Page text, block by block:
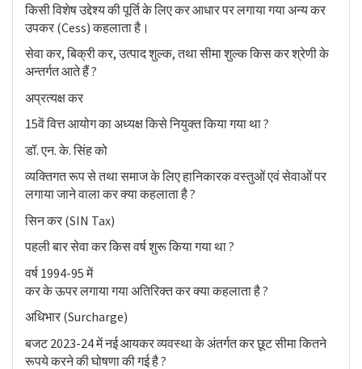
किसी विशेष उद्देश्य की पूर्ति के लिए कर आधार पर लगाया गया अन्य कर
उपकर (Cess) कहलाता है।
सेवा कर, बिक्री कर, उत्पाद शुल्क, तथा सीमा शुल्क किस कर श्रेणी के
अन्तर्गत आते हैं ?
अप्रत्यक्ष कर
15वें वित्त आयोग का अध्यक्ष किसे नियुक्त किया गया था ?
डॉ. एन. के. सिंह को
व्यक्तिगत रूप से तथा समाज के लिए हानिकारक वस्तुओं एवं सेवाओं पर
लगाया जाने वाला कर क्या कहलाता है ?
सिन कर (SIN Tax)
पहली बार सेवा कर किस वर्ष शुरू किया गया था ?
वर्ष 1994-95 में
कर के ऊपर लगाया गया अतिरिक्त कर क्या कहलाता है ?
अधिभार (Surcharge)
बजट 2023-24 में नई आयकर व्यवस्था के अंतर्गत कर छूट सीमा कितने
रूपये करने की घोषणा की गई है ?